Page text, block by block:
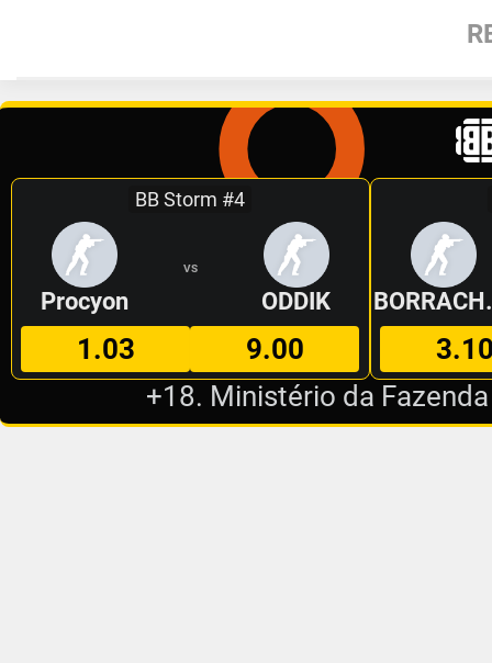
BB Storm #4
Procyon
VS
ODDIK
1.03 9.00
+18. Ministério da